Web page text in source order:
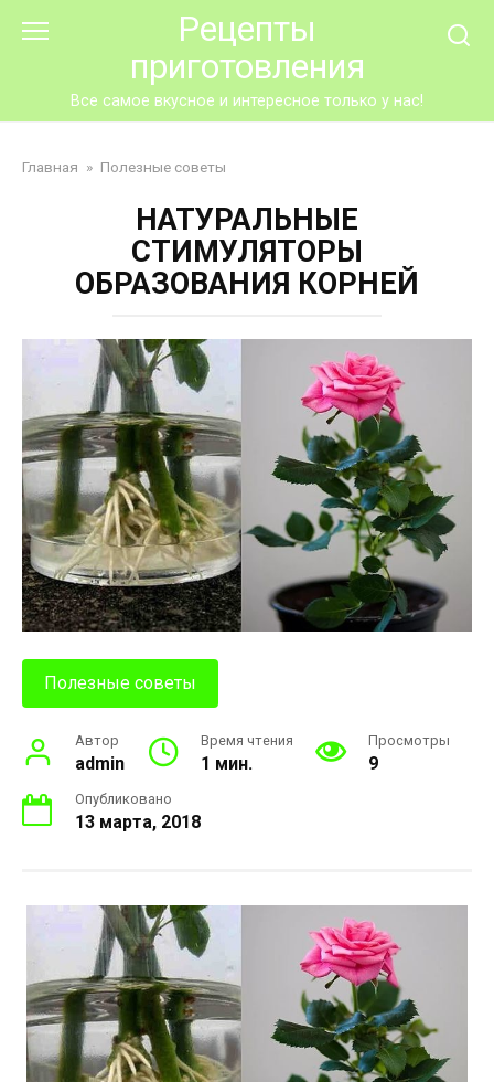
Рецепты
приготовления
Все самое вкусное и интересное только у нас!
Главная » Полезные советы
НАТУРАЛЬНЫЕ
СТИМУЛЯТОРЫ
ОБРАЗОВАНИЯ КОРНЕЙ
Полезные советы
Автор
admin
Время чтения
1 мин.
Просмотры
9
Опубликовано
13 марта, 2018